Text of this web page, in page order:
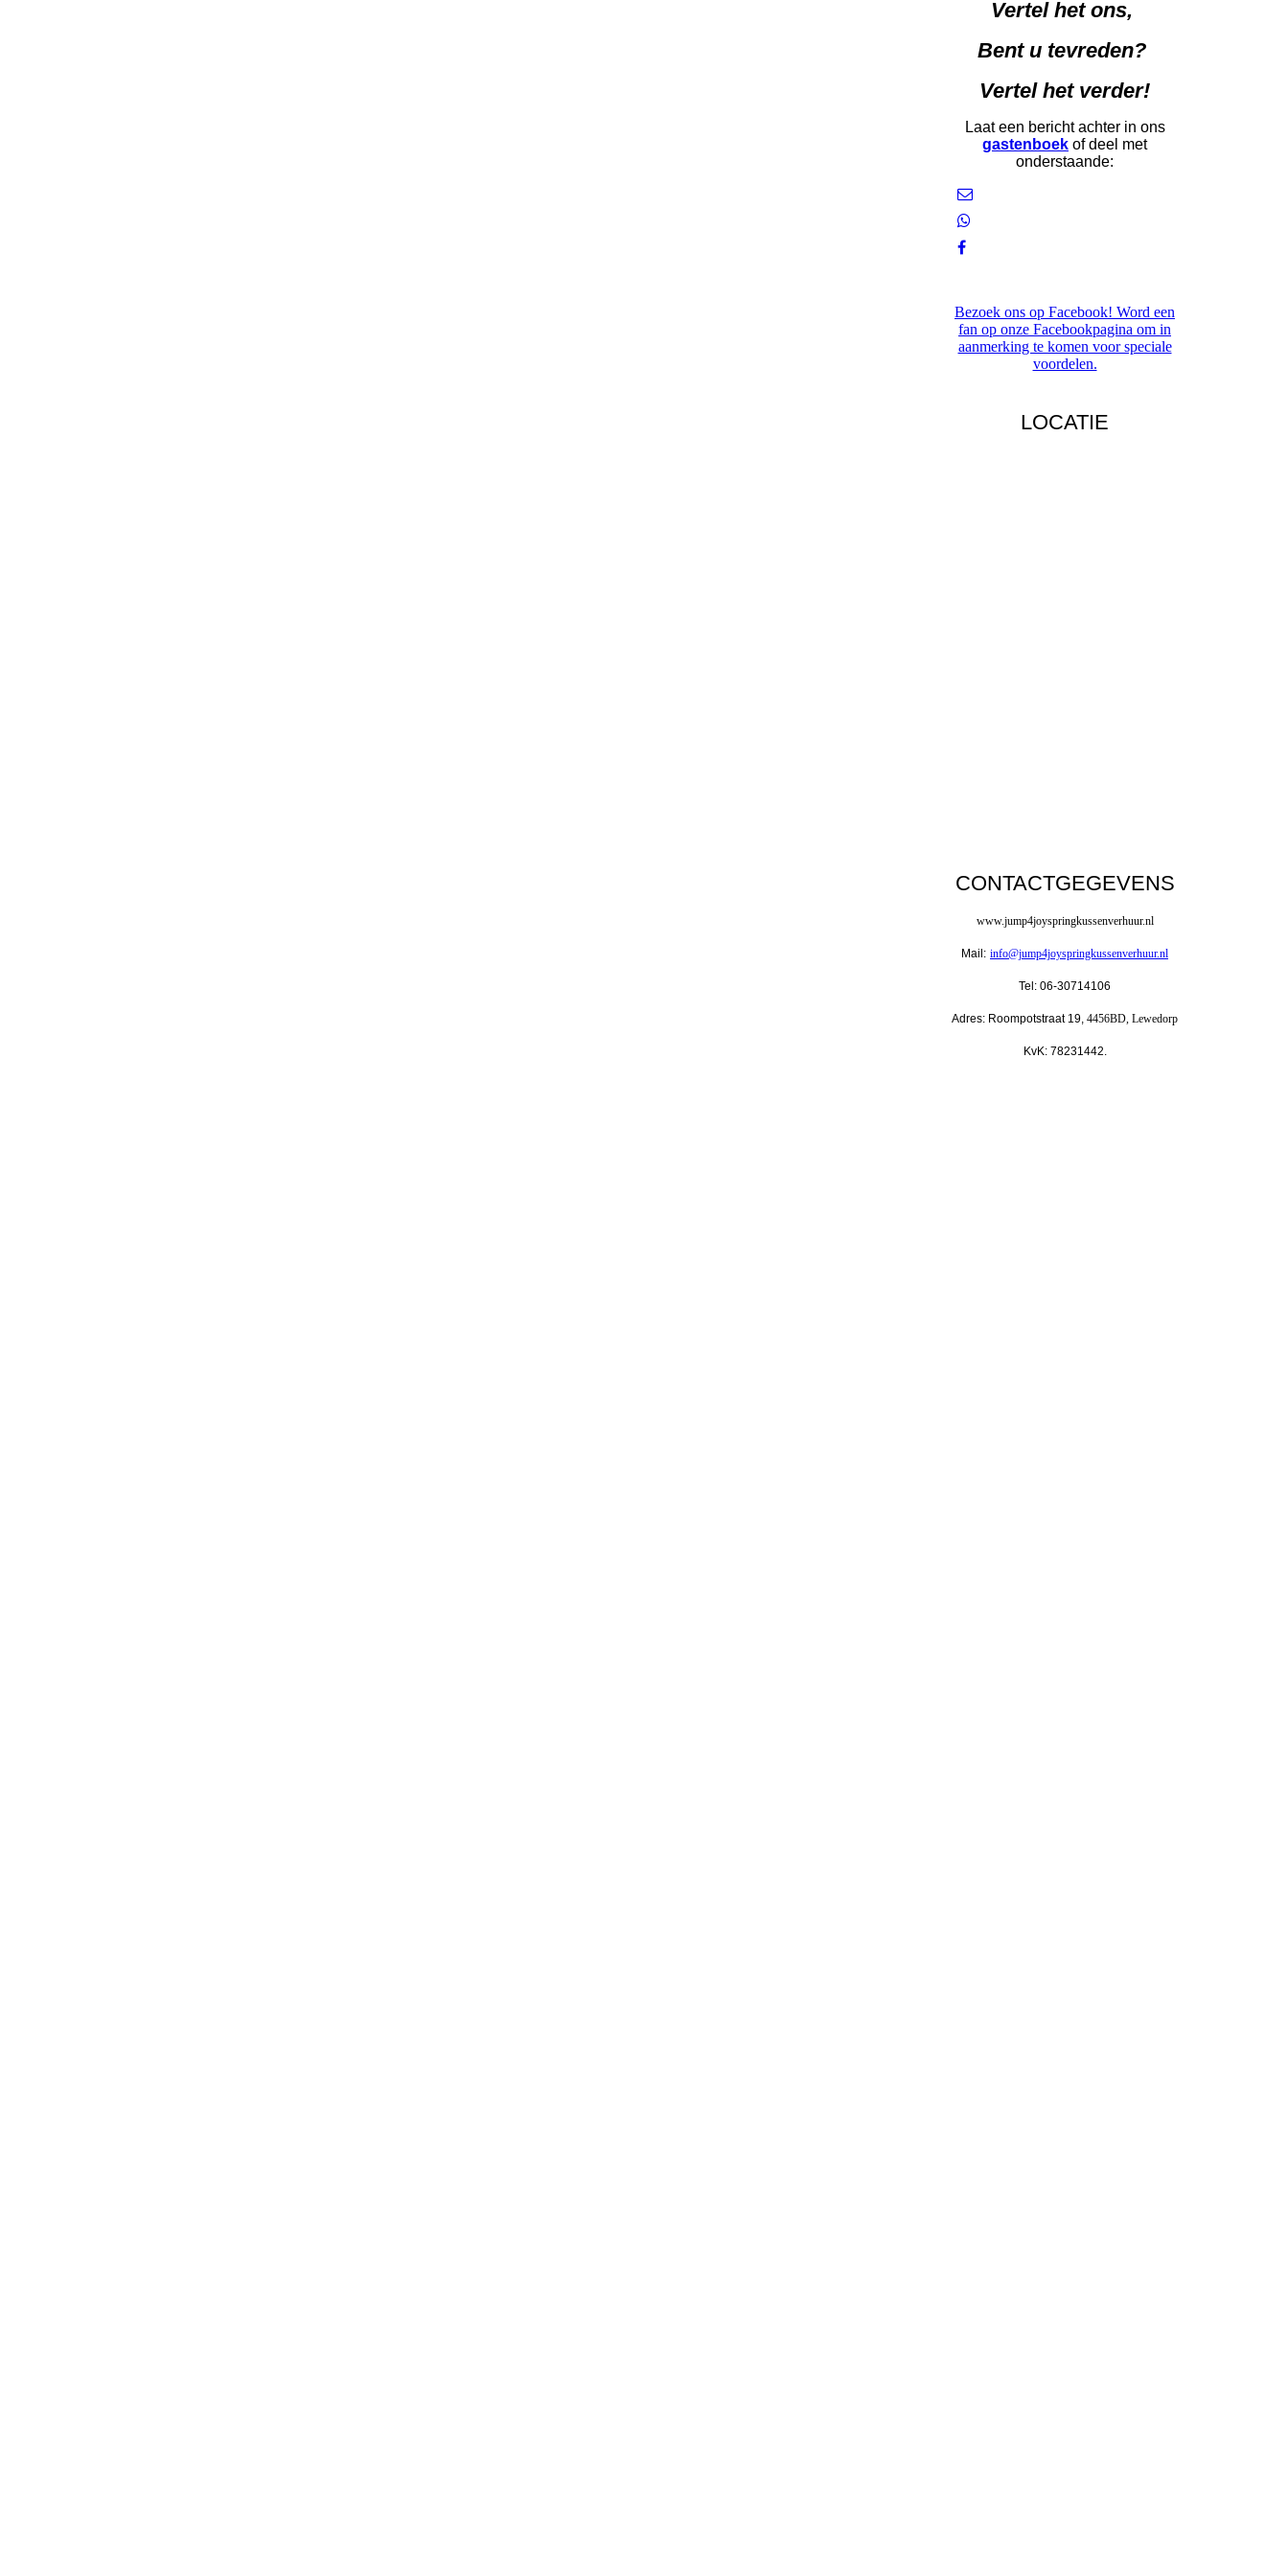
Vertel het ons,
Bent u tevreden?
Vertel het verder!
Laat een bericht achter in ons
gastenboek of deel met
onderstaande:
Bezoek ons op Facebook! Word een
fan op onze Facebookpagina om in
aanmerking te komen voor speciale
voordelen.
LOCATIE
CONTACTGEGEVENS
www.jump4joyspringkussenverhuur.nl
Mail: info@jump4joyspringkussenverhuur.nl
Tel: 06-30714106
Adres: Roompotstraat 19, 4456BD, Lewedorp
KvK: 78231442.